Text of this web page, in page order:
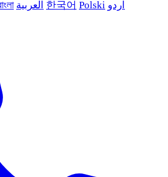
العربية 한국어 Polski اردو